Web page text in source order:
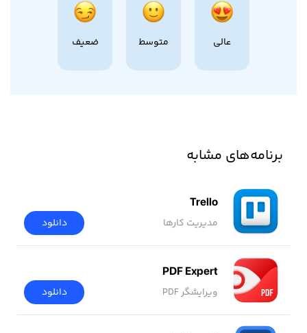
عالی متوسط ضعیف
برنامه‌های مشابه
Trello
مدیریت کارها دانلود
PDF Expert
ویرایشگر PDF دانلود